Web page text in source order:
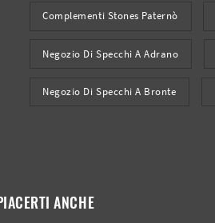
Complementi Stones Paternò
Negozio Di Specchi A Adrano
Negozio Di Specchi A Bronte
ANCHE